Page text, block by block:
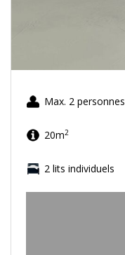
Max. 2 personnes
20m2
2 lits individuels